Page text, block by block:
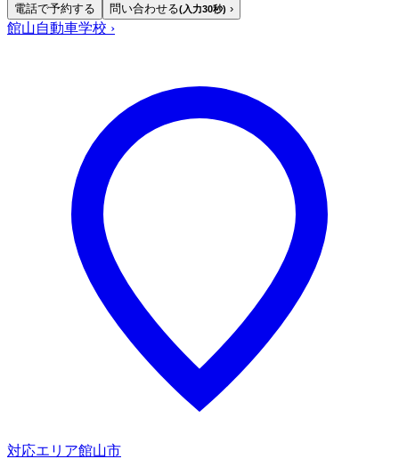
電話で予約する 問い合わせる(入力30秒) ›
館山自動車学校 ›
対応エリア館山市